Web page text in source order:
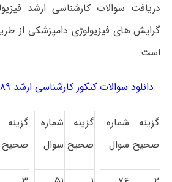
دریافت سوالات کارشناسی ارشد
گرایش های فیزیولوژی دامپزشکی از
است:
دانلود سوالات کنکور کارشناسی ارشد ۸۹ فیزیولوژی دامپزشکی
گزینه
صحیح
شماره
سوال
گزینه
صحیح
شماره
سوال
گزینه
صحیح